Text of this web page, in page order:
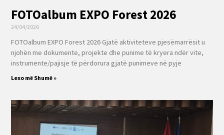
FOTOalbum EXPO Forest 2026
24/04/2026
FOTOalbum EXPO Forest 2026 Gjatë aktiviteteve pjesëmarrësit u
njohën me dokumente, projekte dhe punime të kryera ndër vite,
instrumente/pajisje të përdorura gjatë punimeve në pyje
Lexo më Shumë »